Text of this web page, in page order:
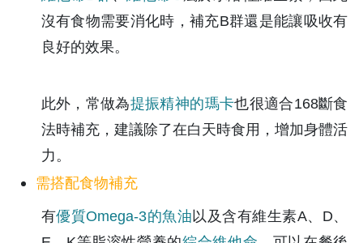
沒有食物需要消化時，補充B群還是能讓吸收有
良好的效果。
此外，常做為提振精神的瑪卡也很適合168斷食
法時補充，建議除了在白天時食用，增加身體活
力。
需搭配食物補充
有優質Omega-3的魚油 以及含有維生素A、D、